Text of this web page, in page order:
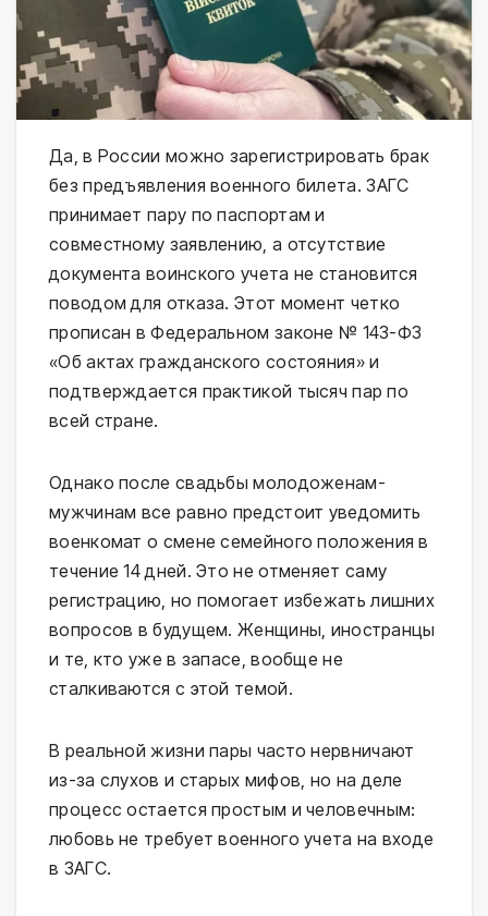
Да, в России можно зарегистрировать брак
без предъявления военного билета. ЗАГС
принимает пару по паспортам и
совместному заявлению, а отсутствие
документа воинского учета не становится
поводом для отказа. Этот момент четко
прописан в Федеральном законе № 143-ФЗ
«Об актах гражданского состояния» и
подтверждается практикой тысяч пар по
всей стране.
Однако после свадьбы молодоженам-
мужчинам все равно предстоит уведомить
военкомат о смене семейного положения в
течение 14 дней. Это не отменяет саму
регистрацию, но помогает избежать лишних
вопросов в будущем. Женщины, иностранцы
и те, кто уже в запасе, вообще не
сталкиваются с этой темой.
В реальной жизни пары часто нервничают
из-за слухов и старых мифов, но на деле
процесс остается простым и человечным:
любовь не требует военного учета на входе
в ЗАГС.